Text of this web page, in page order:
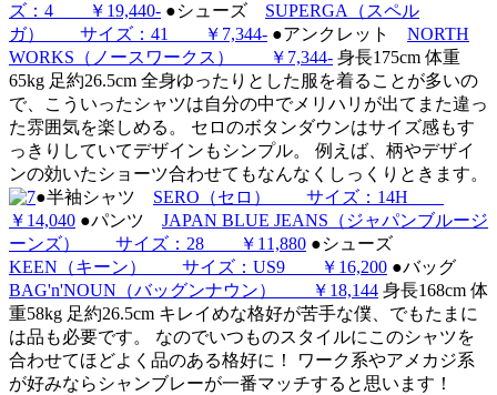
ズ：4 ￥19,440- ●シューズ SUPERGA（スペル
ガ） サイズ：41 ￥7,344- ●アンクレット NORTH
WORKS（ノースワークス） ￥7,344- 身長175cm 体重
65kg 足約26.5cm 全身ゆったりとした服を着ることが多いの
で、こういったシャツは自分の中でメリハリが出てまた違っ
た雰囲気を楽しめる。 セロのボタンダウンはサイズ感もす
っきりしていてデザインもシンプル。 例えば、柄やデザイ
ンの効いたショーツ合わせてもなんなくしっくりときます。
●半袖シャツ SERO（セロ） サイズ：14H
￥14,040 ●パンツ JAPAN BLUE JEANS（ジャパンブルージ
ーンズ） サイズ：28 ￥11,880 ●シューズ
KEEN（キーン） サイズ：US9 ￥16,200 ●バッグ
BAG'n'NOUN（バッグンナウン） ￥18,144 身長168cm 体
重58kg 足約26.5cm キレイめな格好が苦手な僕、でもたまに
は品も必要です。 なのでいつものスタイルにこのシャツを
合わせてほどよく品のある格好に！ ワーク系やアメカジ系
が好みならシャンブレーが一番マッチすると思います！